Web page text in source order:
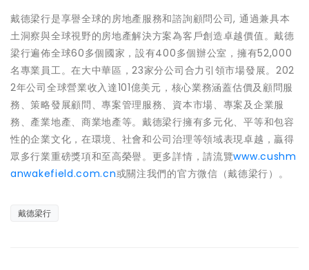
戴德梁行是享譽全球的房地產服務和諮詢顧問公司, 通過兼具本
土洞察與全球視野的房地產解決方案為客戶創造卓越價值。戴德
梁行遍佈全球60多個國家，設有400多個辦公室，擁有52,000
名專業員工。在大中華區，23家分公司合力引領市場發展。202
2年公司全球營業收入達101億美元，核心業務涵蓋估價及顧問服
務、策略發展顧問、專案管理服務、資本市場、專案及企業服
務、產業地產、商業地產等。戴德梁行擁有多元化、平等和包容
性的企業文化，在環境、社會和公司治理等領域表現卓越，贏得
眾多行業重磅獎項和至高榮譽。更多詳情，請流覽www.cushm
anwakefield.com.cn或關注我們的官方微信（戴德梁行）。
戴德梁行